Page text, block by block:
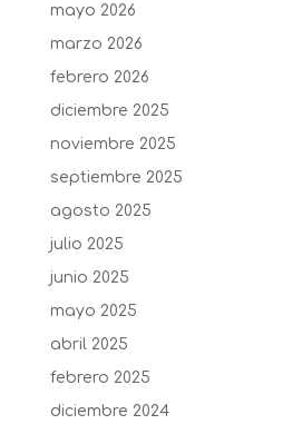
mayo 2026
marzo 2026
febrero 2026
diciembre 2025
noviembre 2025
septiembre 2025
agosto 2025
julio 2025
junio 2025
mayo 2025
abril 2025
febrero 2025
diciembre 2024